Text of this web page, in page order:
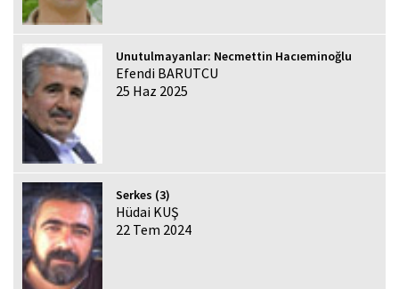
Unutulmayanlar: Necmettin Hacıeminoğlu
Efendi BARUTCU
25 Haz 2025
Serkes (3)
Hüdai KUŞ
22 Tem 2024